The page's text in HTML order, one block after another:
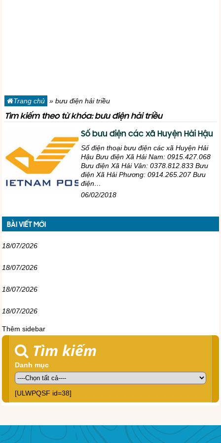
Trang chủ » bưu điện hải triều
Tìm kiếm theo từ khóa: bưu điện hải triều
Số bưu điện các xã Huyện Hải Hậu
Số điện thoại bưu điện các xã Huyện Hải
Hậu Bưu điện Xã Hải Nam: 0915.427.068
Bưu điện Xã Hải Vân: 0378.812.833 Bưu
điện Xã Hải Phương: 0914.265.207 Bưu
điện…
06/02/2018
BÀI VIẾT MỚI
18/07/2026
18/07/2026
18/07/2026
18/07/2026
Thêm sidebar
Tìm kiếm
Danh mục
[ULWPQSF id=38]